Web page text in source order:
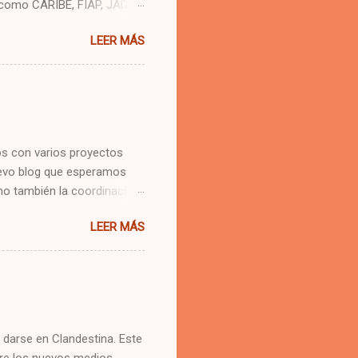
CARIBE, FIAP, JADE,
con los "nuevos"
EL CHIVO
compartir lo que aquí
LEER MÁS
con varios proyectos
blog que esperamos
también la coordinación
(staff de expertos) y
martes 5 00pm a 7
a 9 00pm Inicio:
18 de marzo Como
LEER MÁS
en Clandestina. Este